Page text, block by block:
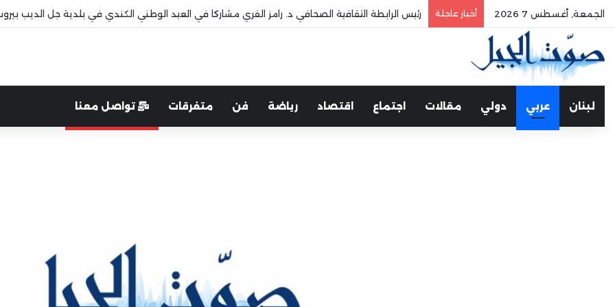
الجمعة, أغسطس 7 2026 أخبار عاجلة الفري يستقبل نقيب موظفي قاديشا
لبنان عربي دولي مقالات اجتماع اقتصاد رياضة فن متفرقات تواصل معنا